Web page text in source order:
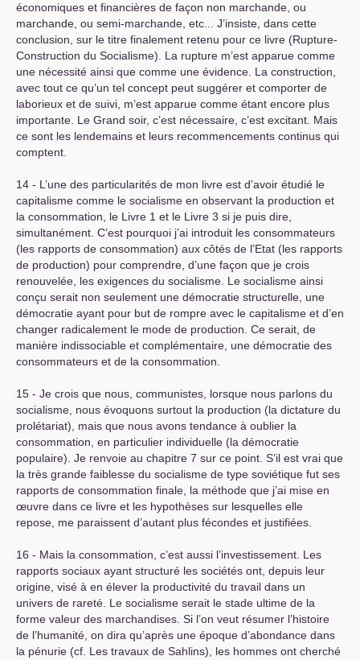
économiques et financières de façon non marchande, ou
marchande, ou semi-marchande, etc... J’insiste, dans cette
conclusion, sur le titre finalement retenu pour ce livre (Rupture-
Construction du Socialisme). La rupture m’est apparue comme
une nécessité ainsi que comme une évidence. La construction,
avec tout ce qu’un tel concept peut suggérer et comporter de
laborieux et de suivi, m’est apparue comme étant encore plus
importante. Le Grand soir, c’est nécessaire, c’est excitant. Mais
ce sont les lendemains et leurs recommencements continus qui
comptent.
14 - L’une des particularités de mon livre est d’avoir étudié le
capitalisme comme le socialisme en observant la production et
la consommation, le Livre 1 et le Livre 3 si je puis dire,
simultanément. C’est pourquoi j’ai introduit les consommateurs
(les rapports de consommation) aux côtés de l’Etat (les rapports
de production) pour comprendre, d’une façon que je crois
renouvelée, les exigences du socialisme. Le socialisme ainsi
conçu serait non seulement une démocratie structurelle, une
démocratie ayant pour but de rompre avec le capitalisme et d’en
changer radicalement le mode de production. Ce serait, de
manière indissociable et complémentaire, une démocratie des
consommateurs et de la consommation.
15 - Je crois que nous, communistes, lorsque nous parlons du
socialisme, nous évoquons surtout la production (la dictature du
prolétariat), mais que nous avons tendance à oublier la
consommation, en particulier individuelle (la démocratie
populaire). Je renvoie au chapitre 7 sur ce point. S’il est vrai que
la très grande faiblesse du socialisme de type soviétique fut ses
rapports de consommation finale, la méthode que j’ai mise en
œuvre dans ce livre et les hypothèses sur lesquelles elle
repose, me paraissent d’autant plus fécondes et justifiées.
16 - Mais la consommation, c’est aussi l’investissement. Les
rapports sociaux ayant structuré les sociétés ont, depuis leur
origine, visé à en élever la productivité du travail dans un
univers de rareté. Le socialisme serait le stade ultime de la
forme valeur des marchandises. Si l’on veut résumer l’histoire
de l’humanité, on dira qu’après une époque d’abondance dans
la pénurie (cf. Les travaux de Sahlins), les hommes ont cherché